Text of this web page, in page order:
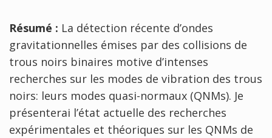
Résumé : La détection récente d’ondes
gravitationnelles émises par des collisions de
trous noirs binaires motive d’intenses
recherches sur les modes de vibration des trous
noirs: leurs modes quasi-normaux (QNMs). Je
présenterai l’état actuelle des recherches
expérimentales et théoriques sur les QNMs de